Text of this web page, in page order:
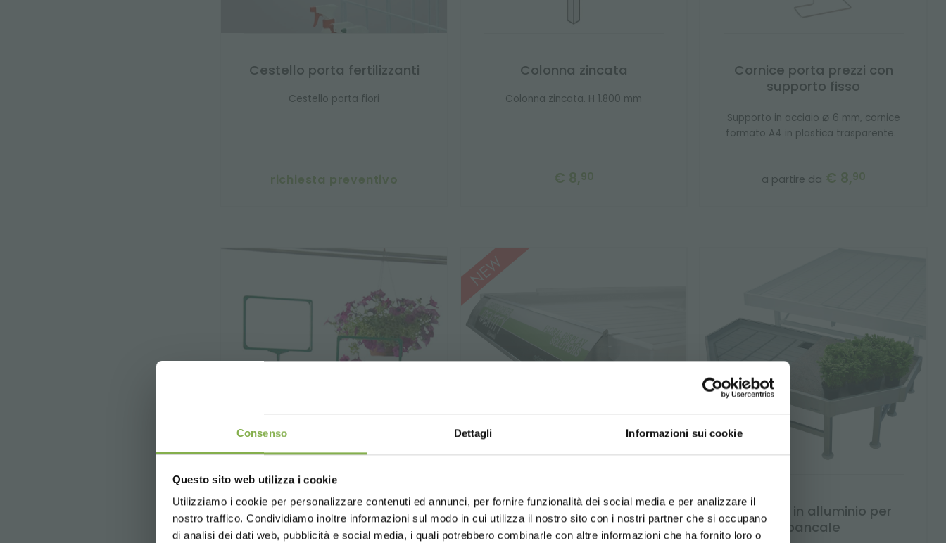
Consenso Dettagli Informazioni sui cookie
Questo sito web utilizza i cookie
Utilizziamo i cookie per personalizzare contenuti ed annunci, per fornire funzionalità dei social media e per analizzare il
nostro traffico. Condividiamo inoltre informazioni sul modo in cui utilizza il nostro sito con i nostri partner che si occupano
di analisi dei dati web, pubblicità e social media, i quali potrebbero combinarle con altre informazioni che ha fornito loro o
Cestello porta fertilizzanti
Cestello porta fiori
richiesta preventivo
Colonna zincata
Colonna zincata. H 1.800 mm
€ 8,90
Cornice porta prezzi con
supporto fisso
Supporto in acciaio ⌀ 6 mm, cornice
formato A4 in plastica trasparente.
a partire da € 8,90
Cornice porta-prezzi per
bancale
Display porta grafica in
alluminio per bancali
End Cap in alluminio per
bancale
UNITED STATES ENGLISH
REGISTRATI E RISPARMIA SUBITO!
Crea un account e ottieni subito vantaggi esclusivi:
5 % di scontosul tuo primo ordine *
2 % di sconto sempresu tutti i tuoi acquisti futuri *
Spedizione gratissopra i 15.000 €